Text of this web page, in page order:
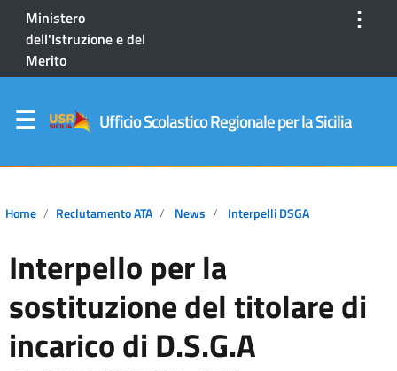
Ministero
dell'Istruzione e del
Merito
⋮
Ufficio Scolastico Regionale per la Sicilia
Home Reclutamento ATA News Interpelli DSGA
Interpello per la
sostituzione del titolare di
incarico di D.S.G.A